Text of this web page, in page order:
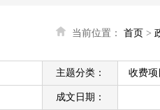
当前位置： 首页 >
主题分类： 收费项
成文日期：